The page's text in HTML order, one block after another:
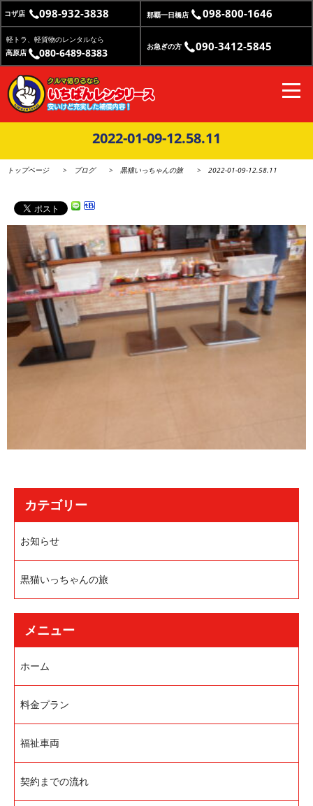
コザ店 098-932-3838 那覇一日橋店 098-800-1646
軽トラ、軽貨物のレンタルなら
高原店
080-6489-8383 お急ぎの方 090-3412-5845
2022-01-09-12.58.11
トップページ ブログ 黒猫いっちゃんの旅 2022-01-09-12.58.11
カテゴリー
お知らせ
黒猫いっちゃんの旅
メニュー
ホーム
料金プラン
福祉車両
契約までの流れ